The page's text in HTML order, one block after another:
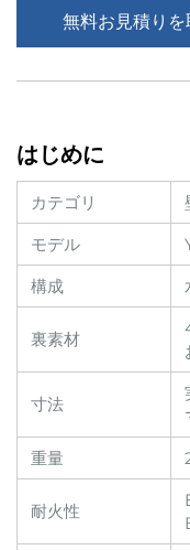
無料お見積りを
はじめに
カテゴリ
モデル
構成
裏素材
寸法
重量
耐火性